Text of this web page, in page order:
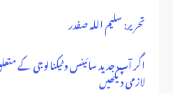
تحریر: سلیم اللہ صفدر
اگر آپ جدید سائینس و ٹیکنالوجی کے
لازمی دیکھیں